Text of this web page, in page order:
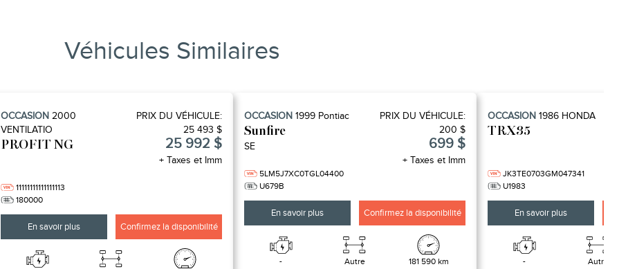
Véhicules Similaires
OCCASION 2000
VENTILATIO
PROFIT NG
11111111111111113
180000
PRIX ​​DU VÉHICULE:
25 493 $
25 992 $
+ Taxes et Imm
En savoir plus Confirmez la disponibilité
OCCASION 1999 Pontiac
Sunfire
SE
5LM5J7XC0TGL04400
U679B
PRIX ​​DU VÉHICULE:
200 $
699 $
+ Taxes et Imm
En savoir plus Confirmez la disponibilité
- Autre 181 590 km
OCCASION 1986 HONDA
TRX35
JK3TE0703GM047341
U1983
En savoir plus
- Autre